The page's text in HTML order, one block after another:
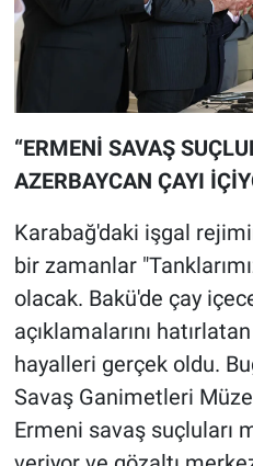
“ERMENİ SAVAŞ
AZERBAYCAN ÇAYI
Karabağ'daki işgal
bir zamanlar
olacak. Bakü'de çay
açıklamalarını
hayalleri gerçek oldu.
Savaş Ganimetleri
Ermeni savaş suçluları